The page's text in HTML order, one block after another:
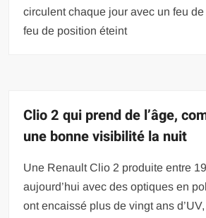
circulent chaque jour avec un feu
feu de position éteint
Clio 2 qui prend de l’âge,
une bonne visibilité la nuit
Une Renault Clio 2 produite entre
aujourd’hui avec des optiques en
ont encaissé plus de vingt ans